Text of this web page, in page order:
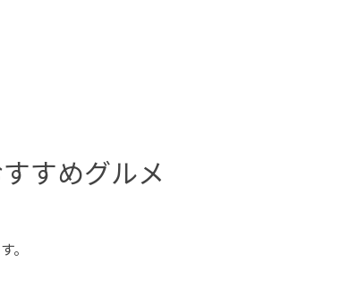
すめグルメ
。